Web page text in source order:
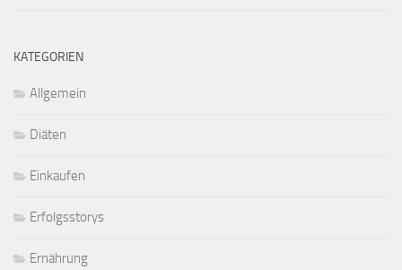
KATEGORIEN
Allgemein
Diäten
Einkaufen
Erfolgsstorys
Ernährung